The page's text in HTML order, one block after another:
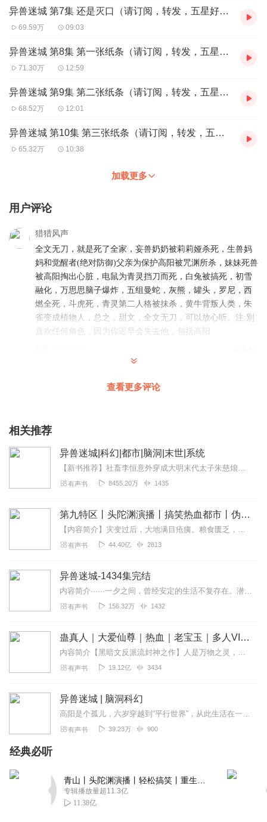
838-5616
异兽迷城 第7集 还是灭口（请订阅，转发，五星好评哦～）
69.59万 09:03
异兽迷城 第8集 第一张纸条（请订阅，转发，五星好评哦～）
71.30万 12:59
异兽迷城 第9集 第二张纸条（请订阅，转发，五星好评哦～）
68.52万 12:01
异兽迷城 第10集 第三张纸条（请订阅，转发，五星好评哦～）
65.32万 10:38
加载更多
用户评论
猎猎风声
全文无刀，就是死了全家，妄兽奶奶被莉莉娅杀死，生兽妈
妈和觉醒者(绝对防御)父亲为保护高阳被咒渊所杀，妹妹死兽
被高阳掏出心脏，电鼠为青灵挡刀而死，白兔被搞死，初雪
融化，万思思脑子爆炸，五组曼蛇，灰熊，罐头，罗尼，西
燃全死，斗虎死，青灵第二人格被抹杀，黄牛背叛人类，朱
雀变成植物人，总之，甜文，全文无刀，可以放心听。注:別
喜欢任何角色，因为你迟早会失去他，包括高阳
《异兽迷城》是一部充满想象力和创意的小说。它以独特的
的复杂和美好。绝对是今年头陀渊团队出品的最值得一听的
都市异能穿越小说！头哥出品必属精品！
2024-06-26 264
我真是信了全文无刀，信你个鬼。
2024-07-06
这本书非常火，能拿到旁白，替同桌感到高兴，从头狼开始
之旅，看到一个人只要坚持努力，总会有收获，人生就是这
2024-06-27
壹拾贰ii
2024-07-05
小渚团子大家族
当看到是同桌旁白的时候 我就知道 又多了一本无脑爽听的书
2024-06-26
丶小生活
查看更多评论
相关推荐
异兽迷城|科幻|都市|脑洞|末世|系统
【新书推荐】社畜李恒意外穿成大明末代太子朱慈烺，眼睁睁看着龙椅上的父皇自挂东南枝，闯王铁骑踏破北京城，他拔剑起誓：“既然史书说大明必亡，我便重写这乾坤！”诛奸臣...
有声书 8455.20万 1435
第九特区丨头陀渊演播丨搞笑热血都市丨伪戒丨VIP免费多人有声剧
【内容简介】灾变过后，大地满目疮痍。粮食匮乏，资源紧俏，局势混乱……一位从待规划区杀出来的青年，背对着漫天黄沙，孤身来到九区谋生，却不曾想偶然结识三五好友，一念...
有声书 44.40亿 2813
异兽迷城-1434集完结
内容简介······一夕之间，曾经安定的生活不复存在。潜藏在平静世界下的真相被猛然掀开。人面皮囊，虎视眈眈。伪装、背叛、偷袭、战斗、离别……生与死...
有声书 156.32万 1432
蛊真人｜大爱仙尊｜热血｜老宝玉｜多人VIP免费有声剧
内容简介【黑暗文反派流封神之作】人是万物之灵，蛊是天地真精。一个穿越者不断重生的故事。一个养蛊、炼蛊、用蛊的奇特世界。配音组（男角色）老宝玉旁白...
有声书 19.12亿 3434
异兽迷城 | 脑洞科幻
高阳是个孤儿，六岁穿越到“平行世界”，从此生活在一个温馨的五口之家。十八岁那年，高阳偶然发现世界真相：这里不是平行世界，而是一个神秘领域，身边的亲人朋友全是可怕...
有声书 39.23万 900
经典必听
专辑播放量超11.3亿
11.38亿